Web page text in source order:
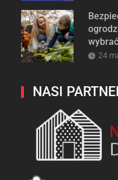
24
NASI